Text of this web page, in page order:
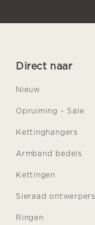
Direct naar
Nieuw
Opruiming - Sale
Kettinghangers
Armband bedels
Kettingen
Sieraad ontwerpers
Ringen